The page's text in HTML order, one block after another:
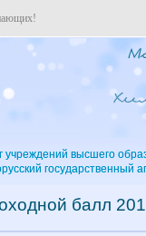
учреждений высшего
государственный
балл